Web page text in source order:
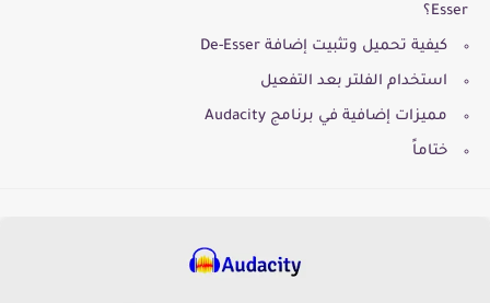
Esser؟
كيفية تحميل وتثبيت إضافة De-Esser
استخدام الفلتر بعد التفعيل
مميزات إضافية في برنامج Audacity
ختاماً